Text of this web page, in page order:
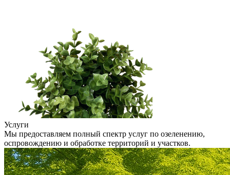
Услуги
Мы предоставляем полный спектр услуг по озеленению,
оспровождению и обработке территорий и участков.